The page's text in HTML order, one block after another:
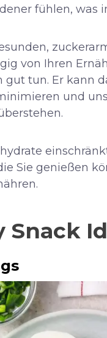
fühlen, was
von Ihren
gut tun. Er kann
und
Sie genießen
Snack